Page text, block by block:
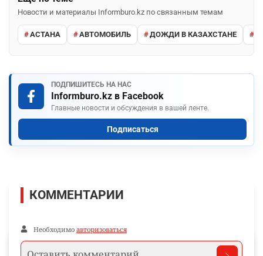
Новости и материалы Informburo.kz по связанным темам
АСТАНА АВТОМОБИЛЬ ДОЖДИ В КАЗАХСТАНЕ
ПОДПИШИТЕСЬ НА НАС
Informburo.kz в Facebook
Главные новости и обсуждения в вашей ленте.
Подписаться
КОММЕНТАРИИ
Необходимо авторизоваться